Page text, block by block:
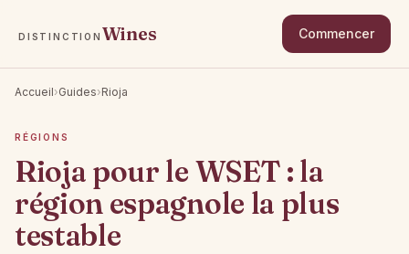
DISTINCTION Wines Commencer
Accueil›Guides›Rioja
RÉGIONS
Rioja pour le WSET : la
région espagnole la plus
testable